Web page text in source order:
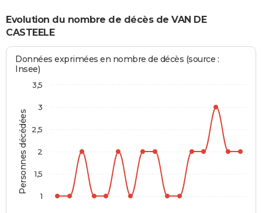
Evolution du nombre de décès de VAN DE
CASTEELE
Personnes décédées
Données exprimées en nombre de décès (source :
Insee)
1
1,5
2
2,5
3
3,5